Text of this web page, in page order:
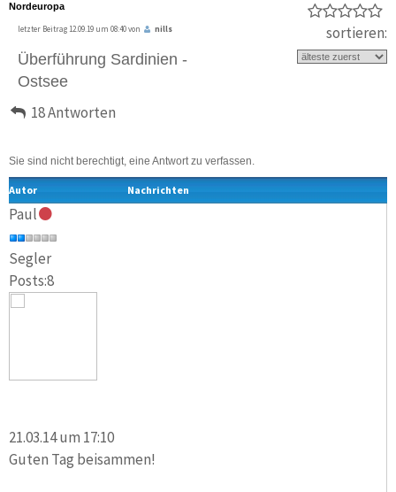
Nordeuropa
letzter Beitrag 12.09.19 um 08:40 von nills
Überführung Sardinien -
Ostsee
18 Antworten
sortieren:
Sie sind nicht berechtigt, eine Antwort zu verfassen.
Autor Nachrichten
Paul
Segler
Posts:8
21.03.14 um 17:10
Guten Tag beisammen!